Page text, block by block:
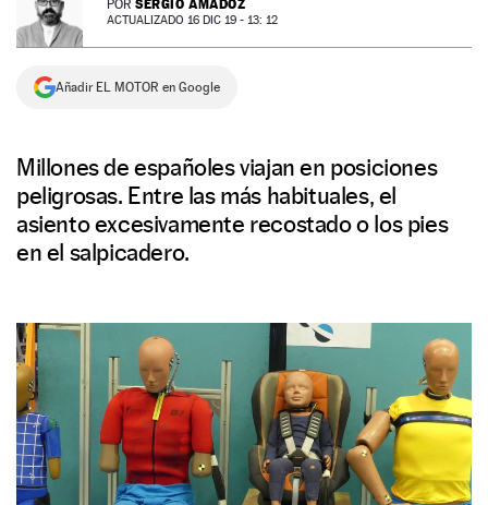
NEWSLETTER
SÍGUENOS
POR SERGIO AMADOZ
ACTUALIZADO 16 DIC 19 - 13: 12
Añadir EL MOTOR en Google
Millones de españoles viajan en posiciones
peligrosas. Entre las más habituales, el
asiento excesivamente recostado o los pies
en el salpicadero.